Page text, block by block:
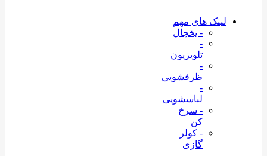
لینک های مهم
- یخچال
-
تلویزیون
-
ظرفشویی
-
لباسشویی
- سرخ
کن
- کولر
گازی